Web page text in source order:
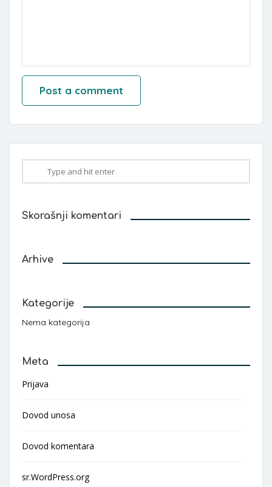
Skorašnji komentari
Arhive
Kategorije
Nema kategorija
Meta
Prijava
Dovod unosa
Dovod komentara
sr.WordPress.org